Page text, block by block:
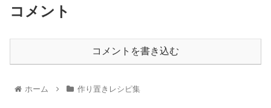
コメント
コメントを書き込む
ホーム 作り置きレシピ集